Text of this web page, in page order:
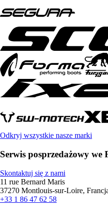
Odkryj wszystkie nasze marki
Serwis posprzedażowy we
Skontaktuj się z nami
11 rue Bernard Maris
37270 Montlouis-sur-Loire,
+33 1 86 47 62 58